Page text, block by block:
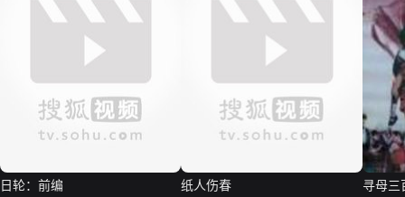
日轮：前编
纸人伤春
寻母三